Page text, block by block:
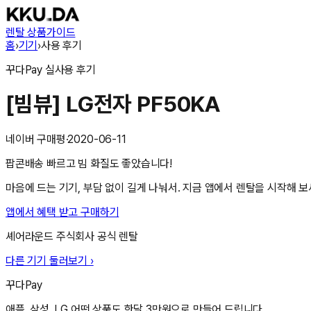
렌탈 상품가이드
홈›기기›사용 후기
꾸다Pay 실사용 후기
[빔뷰] LG전자 PF50KA
네이버 구매평·2020-06-11
팝콘배송 빠르고 빔 화질도 좋았습니다!
마음에 드는 기기, 부담 없이 길게 나눠서. 지금 앱에서 렌탈을 시작해 보
앱에서 혜택 받고 구매하기
셰어라운드 주식회사 공식 렌탈
다른 기기 둘러보기 ›
꾸다Pay